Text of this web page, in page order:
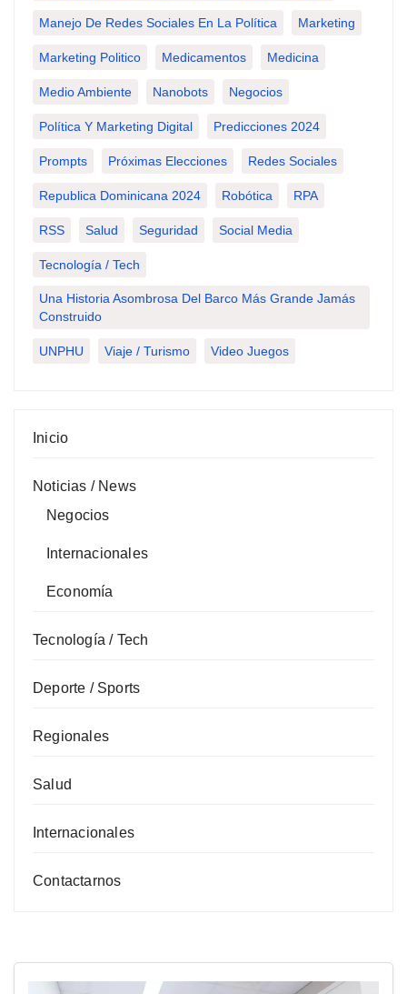
Manejo De Redes Sociales En La Política Marketing
Marketing Politico Medicamentos Medicina
Medio Ambiente Nanobots Negocios
Política Y Marketing Digital Predicciones 2024
Prompts Próximas Elecciones Redes Sociales
Republica Dominicana 2024 Robótica RPA
RSS Salud Seguridad Social Media
Tecnología / Tech
Una Historia Asombrosa Del Barco Más Grande Jamás
Construido
UNPHU Viaje / Turismo Video Juegos
Inicio
Noticias / News
Negocios
Internacionales
Economía
Tecnología / Tech
Deporte / Sports
Regionales
Salud
Internacionales
Contactarnos